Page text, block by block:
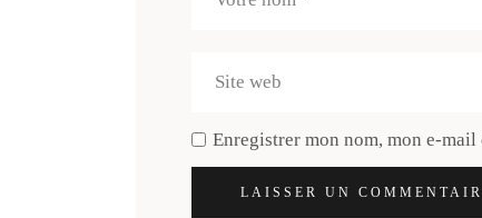
Enregistrer mon nom, mon e-
LAISSER UN